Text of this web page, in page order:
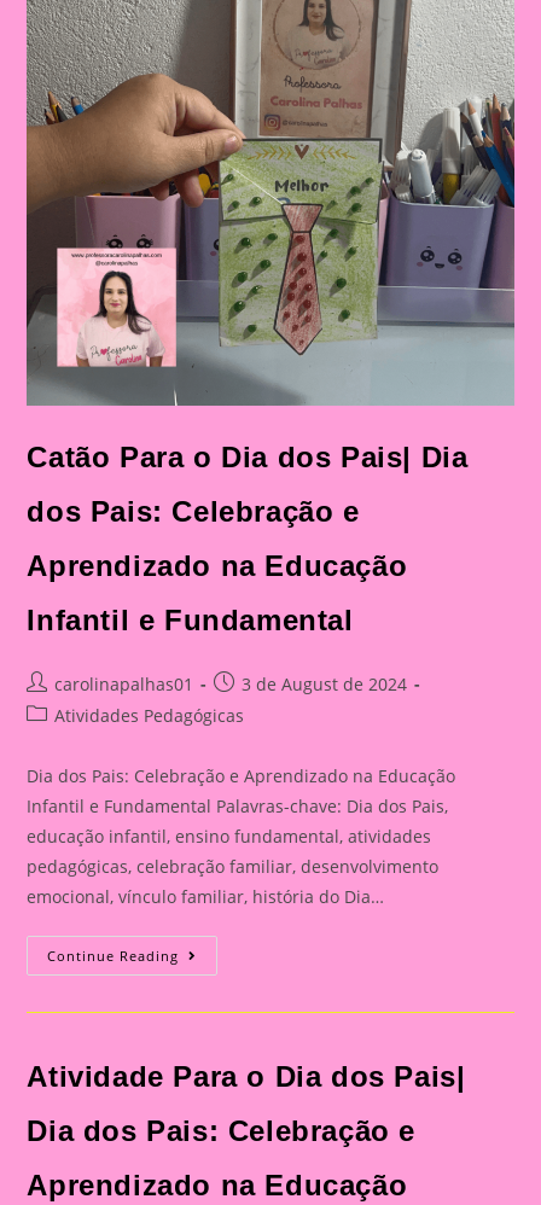
Catão Para o Dia dos Pais| Dia
dos Pais: Celebração e
Aprendizado na Educação
Infantil e Fundamental
Post
author:
carolinapalhas01
Post
published:
3 de August de 2024
PostAtividades Pedagógicas
Dia dos Pais: Celebração e Aprendizado na Educação
Infantil e Fundamental Palavras-chave: Dia dos Pais,
educação infantil, ensino fundamental, atividades
pedagógicas, celebração familiar, desenvolvimento
emocional, vínculo familiar, história do Dia…
Continue Reading Catão
Para
Dia
Dos
Pais:
E
Aprendizado
Educação
Infantil
Atividade Para o Dia dos Pais|
Dia dos Pais: Celebração e
Aprendizado na Educação